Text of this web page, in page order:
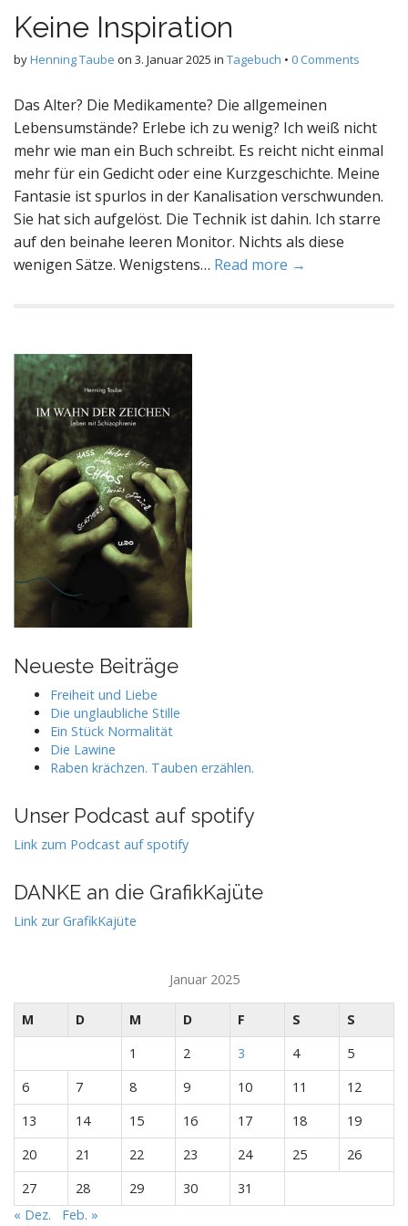
Keine Inspiration
byHenning Taube on 3. Januar 2025 in Tagebuch • 0 Comments
Das Alter? Die Medikamente? Die allgemeinen
Lebensumstände? Erlebe ich zu wenig? Ich weiß nicht
mehr wie man ein Buch schreibt. Es reicht nicht einmal
mehr für ein Gedicht oder eine Kurzgeschichte. Meine
Fantasie ist spurlos in der Kanalisation verschwunden.
Sie hat sich aufgelöst. Die Technik ist dahin. Ich starre
auf den beinahe leeren Monitor. Nichts als diese
wenigen Sätze. Wenigstens… Read more →
Neueste Beiträge
Freiheit und Liebe
Die unglaubliche Stille
Ein Stück Normalität
Die Lawine
Raben krächzen. Tauben erzählen.
Unser Podcast auf spotify
Link zum Podcast auf spotify
DANKE an die GrafikKajüte
Link zur GrafikKajüte
Januar 2025
M D M D F S
S
1
2 3 4
5
6
7 8 9 10 11
12
13
14 15 16 17 18
19
20
21 22 23 24 25
26
27
28 29 30
31
« Dez.
Feb. »